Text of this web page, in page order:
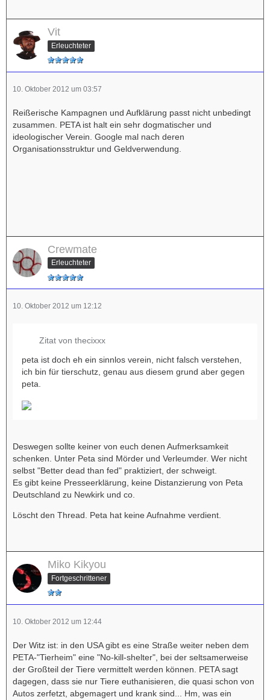
Vit
Erleuchteter
10. Oktober 2012 um 03:57
Reißerische Kampagnen und Aufklärung passt nicht unbedingt
zusammen. PETA ist halt ein sehr dogmatischer und
ideologischer Verein. Google mal nach deren
Organisationsstruktur und Geldverwendung.
Crewmate
Erleuchteter
10. Oktober 2012 um 12:12
Zitat von thecixxx
peta ist doch eh ein sinnlos verein, nicht falsch verstehen,
ich bin für tierschutz, genau aus diesem grund aber gegen
peta.
Deswegen sollte keiner von euch denen Aufmerksamkeit
schenken. Unter Peta sind Mörder und Verleumder. Wer nicht
selbst "Better dead than fed" praktiziert, der schweigt.
Es gibt keine Presseerklärung, keine Distanzierung von Peta
Deutschland zu Newkirk und co.
Löscht den Thread. Peta hat keine Aufnahme verdient.
Miko Kikyou
Fortgeschrittener
10. Oktober 2012 um 12:44
Der Witz ist: in den USA gibt es eine Straße weiter neben dem
PETA-"Tierheim" eine "No-kill-shelter", bei der seltsamerweise
der Großteil der Tiere vermittelt werden können. PETA sagt
dagegen, dass sie nur Tiere euthanisieren, die quasi schon von
Autos zerfetzt, abgemagert und krank sind... Hm, was ein